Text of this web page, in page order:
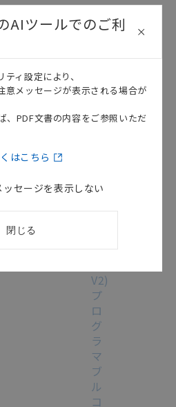
ユ
ー
マ
ニ
ュ
CPM2C,
V2)
プ
ロ
グ
ラ
マ
ブ
ル
コ
AIツールでのご利
ィ設定により、
意メッセージが表示される場合が
、PDF文書の内容をご参照いただ
はこちら
セージを表示しない
閉じる